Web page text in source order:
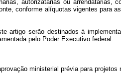
autorizatárias ou
conforme alíquotas vigentes para
artigo serão destinados à
pelo Poder Executivo federal.
ministerial prévia para